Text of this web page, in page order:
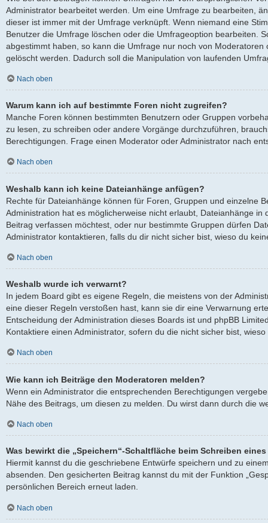
Administrator bearbeitet werden. Um eine Umfrage zu bearbeiten,
dieser ist immer mit der Umfrage verknüpft. Wenn niemand eine
Benutzer die Umfrage löschen oder die Umfrageoption bearbeiten.
abgestimmt haben, so kann die Umfrage nur noch von
gelöscht werden. Dadurch soll die Manipulation von laufenden
Nach oben
Warum kann ich auf bestimmte Foren nicht zugreifen?
Manche Foren können bestimmten Benutzern oder Gruppen
zu lesen, zu schreiben oder andere Vorgänge durchzuführen,
Berechtigungen. Frage einen Moderator oder Administrator nach
Nach oben
Weshalb kann ich keine Dateianhänge anfügen?
Rechte für Dateianhänge können für Foren, Gruppen und einzelne
Administration hat es möglicherweise nicht erlaubt, Dateianhänge
Beitrag verfassen möchtest, oder nur bestimmte Gruppen dürfen
Administrator kontaktieren, falls du dir nicht sicher bist, wieso du
Nach oben
Weshalb wurde ich verwarnt?
In jedem Board gibt es eigene Regeln, die meistens von der
eine dieser Regeln verstoßen hast, kann sie dir eine Verwarnung
Entscheidung der Administration dieses Boards ist und phpBB
Kontaktiere einen Administrator, sofern du die nicht sicher bist,
Nach oben
Wie kann ich Beiträge den Moderatoren melden?
Wenn ein Administrator die entsprechenden Berechtigungen
Nähe des Beitrags, um diesen zu melden. Du wirst dann durch die
Nach oben
Was bewirkt die „Speichern“-Schaltfläche beim Schreiben
Hiermit kannst du die geschriebene Entwürfe speichern und zu
absenden. Den gesicherten Beitrag kannst du mit der Funktion
persönlichen Bereich erneut laden.
Nach oben